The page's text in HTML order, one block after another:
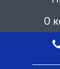
О